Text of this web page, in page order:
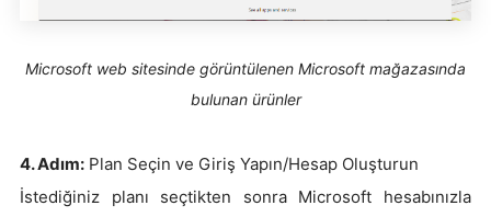
Microsoft web sitesinde görüntülenen Microsoft mağazasında
bulunan ürünler
4. Adım: Plan Seçin ve Giriş Yapın/Hesap Oluşturun
İstediğiniz planı seçtikten sonra Microsoft hesabınızla